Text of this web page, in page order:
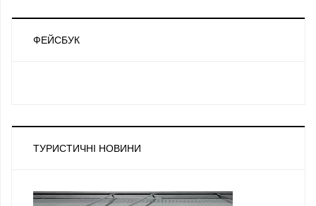
ФЕЙСБУК
ТУРИСТИЧНІ НОВИНИ